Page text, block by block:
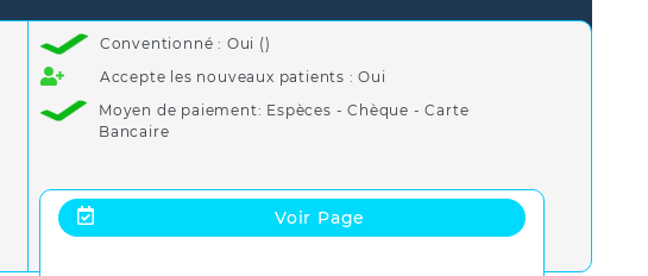
Conventionné : Oui ()
Accepte les nouveaux patients : Oui
Moyen de paiement: Espèces - Chèque - Carte
Bancaire
Voir Page